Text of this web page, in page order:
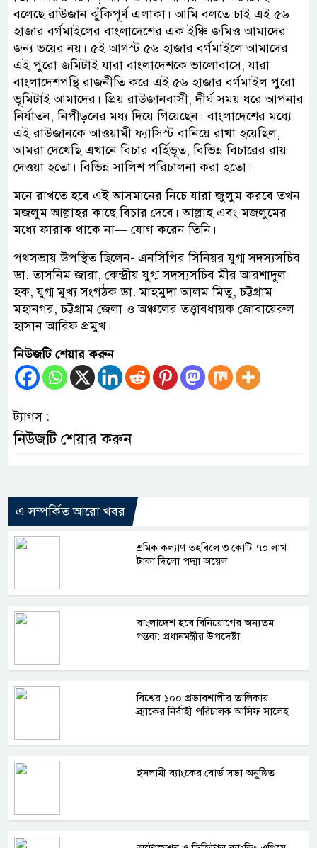
বলেছে রাউজান ঝুঁকিপূর্ণ এলাকা। আমি বলতে চাই এই ৫৬
হাজার বর্গমাইলের বাংলাদেশের এক ইঞ্চি জমিও আমাদের
জন্য ভয়ের নয়। ৫ই আগস্ট ৫৬ হাজার বর্গমাইলে আমাদের
এই পুরো জমিটাই যারা বাংলাদেশকে ভালোবাসে, যারা
বাংলাদেশপন্থি রাজনীতি করে এই ৫৬ হাজার বর্গমাইল পুরো
ভূমিটাই আমাদের। প্রিয় রাউজানবাসী, দীর্ঘ সময় ধরে আপনার
নির্যাতন, নিপীড়নের মধ্য দিয়ে গিয়েছেন। বাংলাদেশের মধ্যে
এই রাউজানকে আওয়ামী ফ্যাসিস্ট বানিয়ে রাখা হয়েছিল,
আমরা দেখেছি এখানে বিচার বর্হিভূত, বিভিন্ন বিচারের রায়
দেওয়া হতো। বিভিন্ন সালিশ পরিচালনা করা হতো।
মনে রাখতে হবে এই আসমানের নিচে যারা জুলুম করবে তখন
মজলুম আল্লাহর কাছে বিচার দেবে। আল্লাহ এবং মজলুমের
মধ্যে ফারাক থাকে না— যোগ করেন তিনি।
পথসভায় উপস্থিত ছিলেন- এনসিপির সিনিয়র যুগ্ম সদস্যসচিব
ডা. তাসনিম জারা, কেন্দ্রীয় যুগ্ম সদস্যসচিব মীর আরশাদুল
হক, যুগ্ম মুখ্য সংগঠক ডা. মাহমুদা আলম মিতু, চট্টগ্রাম
মহানগর, চট্টগ্রাম জেলা ও অঞ্চলের তত্ত্বাবধায়ক জোবায়েরুল
হাসান আরিফ প্রমুখ।
নিউজটি শেয়ার করুন
ট্যাগস :
নিউজটি শেয়ার করুন
এ সম্পর্কিত আরো খবর
শ্রমিক কল্যাণ তহবিলে ৩ কোটি ৭০ লাখ
টাকা দিলো পদ্মা অয়েল
বাংলাদেশ হবে বিনিয়োগের অন্যতম
গন্তব্য: প্রধানমন্ত্রীর উপদেষ্টা
বিশ্বের ১০০ প্রভাবশালীর তালিকায়
ব্র্যাকের নির্বাহী পরিচালক আসিফ সালেহ
ইসলামী ব্যাংকের বোর্ড সভা অনুষ্ঠিত